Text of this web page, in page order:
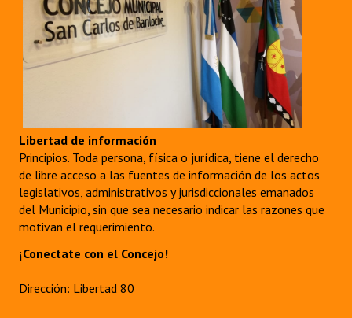
Libertad de información
Principios. Toda persona, física o jurídica, tiene el derecho
de libre acceso a las fuentes de información de los actos
legislativos, administrativos y jurisdiccionales emanados
del Municipio, sin que sea necesario indicar las razones que
motivan el requerimiento.
¡Conectate con el Concejo!
Dirección: Libertad 80